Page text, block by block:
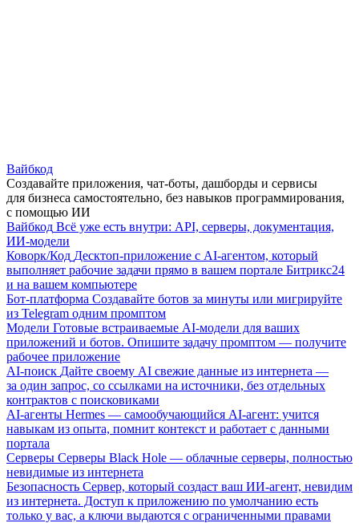
Вайбкод
Создавайте приложения, чат-боты, дашборды и сервисы
для бизнеса самостоятельно, без навыков программирования,
с помощью ИИ
Вайбкод Всё уже есть внутри: API, серверы, документация,
ИИ-модели
Коворк/Код Десктоп-приложение с AI-агентом, который
выполняет рабочие задачи прямо в вашем портале Битрикс24
и на вашем компьютере
Бот-платформа Создавайте ботов за минуты или мигрируйте
из Telegram одним промптом
Модели Готовые встраиваемые AI-модели для ваших
приложений и ботов. Опишите задачу промптом — получите
рабочее приложение
AI-поиск Дайте своему AI свежие данные из интернета —
за один запрос, со ссылками на источники, без отдельных
контрактов с поисковиками
AI-агенты Hermes — самообучающийся AI-агент: учится
навыкам из опыта, помнит контекст и работает с данными
портала
Серверы Серверы Black Hole — облачные серверы, полностью
невидимые из интернета
Безопасность Сервер, который создаст ваш ИИ-агент, невидим
из интернета. Доступ к приложению по умолчанию есть
только у вас, а ключи выдаются с ограниченными правами